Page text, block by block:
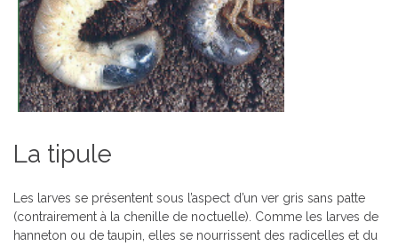
La tipule
Les larves se présentent sous l’aspect d’un ver gris sans patte
(contrairement à la chenille de noctuelle). Comme les larves de
hanneton ou de taupin, elles se nourrissent des radicelles et du